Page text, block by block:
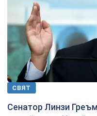
СВЯТ
Сенатор Линзи